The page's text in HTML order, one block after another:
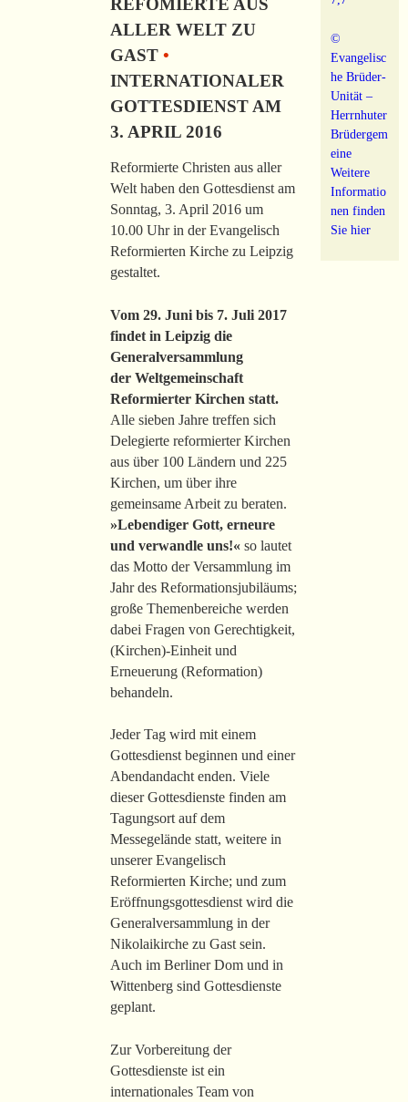
ALLER WELT ZU
GAST •
INTERNATIONALER
GOTTESDIENST AM
3. APRIL 2016
Reformierte Christen aus aller
Welt haben den Gottesdienst am
Sonntag, 3. April 2016 um
10.00 Uhr in der Evangelisch
Reformierten Kirche zu Leipzig
gestaltet.
Vom 29. Juni bis 7. Juli 2017
findet in Leipzig die
Generalversammlung
der Weltgemeinschaft
Reformierter Kirchen statt.
Alle sieben Jahre treffen sich
Delegierte reformierter Kirchen
aus über 100 Ländern und 225
Kirchen, um über ihre
gemeinsame Arbeit zu beraten.
»Lebendiger Gott, erneure
und verwandle uns!« so lautet
das Motto der Versammlung im
Jahr des Reformationsjubiläums;
große Themenbereiche werden
dabei Fragen von Gerechtigkeit,
(Kirchen)-Einheit und
Erneuerung (Reformation)
behandeln.
Jeder Tag wird mit einem
Gottesdienst beginnen und einer
Abendandacht enden. Viele
dieser Gottesdienste finden am
Tagungsort auf dem
Messegelände statt, weitere in
unserer Evangelisch
Reformierten Kirche; und zum
Eröffnungsgottesdienst wird die
Generalversammlung in der
Nikolaikirche zu Gast sein.
Auch im Berliner Dom und in
Wittenberg sind Gottesdienste
geplant.
Zur Vorbereitung der
Gottesdienste ist ein
internationales Team von
©
Evangelisc
he Brüder-
Unität –
Herrnhuter
Brüdergem
eine
Weitere
Informatio
nen finden
Sie hier